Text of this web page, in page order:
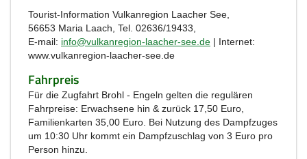
Tourist-Information Vulkanregion Laacher See,
56653 Maria Laach, Tel. 02636/19433,
E-mail: info@vulkanregion-laacher-see.de | Internet:
www.vulkanregion-laacher-see.de
Fahrpreis
Für die Zugfahrt Brohl - Engeln gelten die regulären
Fahrpreise: Erwachsene hin & zurück 17,50 Euro,
Familienkarten 35,00 Euro. Bei Nutzung des Dampfzuges
um 10:30 Uhr kommt ein Dampfzuschlag von 3 Euro pro
Person hinzu.